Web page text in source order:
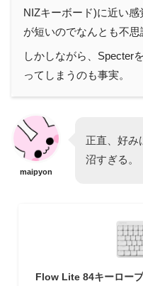
NIZキーボード)に近い
が短いのでなんとも不思
しかしながら、Specter
ってしまうのも事実。
maipyon
正直、好み
沼すぎる。
Flow Lite 84キーロー